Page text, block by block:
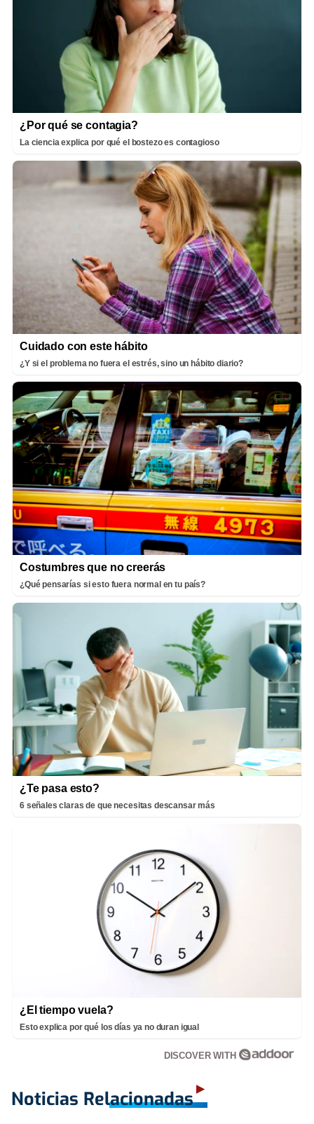
¿Por qué se contagia?
La ciencia explica por qué el bostezo es contagioso
Cuidado con este hábito
¿Y si el problema no fuera el estrés, sino un hábito diario?
Costumbres que no creerás
¿Qué pensarías si esto fuera normal en tu país?
¿Te pasa esto?
6 señales claras de que necesitas descansar más
¿El tiempo vuela?
Esto explica por qué los días ya no duran igual
DISCOVER WITH
Noticias Relacionadas